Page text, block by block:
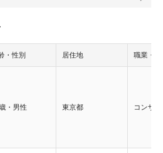
・性別 居住地 職業・
・男性 東京都 コンサ